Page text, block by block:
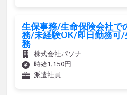
生保事務/生命保険会社で
務/未経験OK/即日勤務可
務
株式会社パソナ
時給1,150円
派遣社員